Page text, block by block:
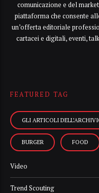
comunicazione e del
piattaforma che consente
un’offerta editoriale
cartacei e digitali, eventi,
FEATURED TAG
GLI ARTICOLI
BURGER FOOD
Video
Trend Scouting